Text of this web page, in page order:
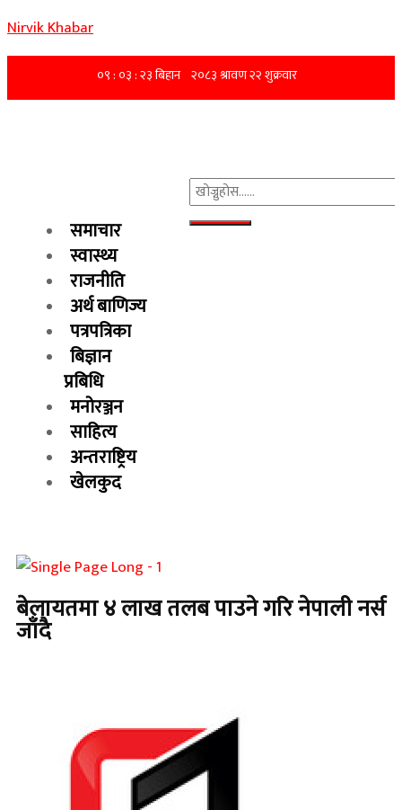
Nirvik Khabar
समाचार
स्वास्थ्य
राजनीति
अर्थ बाणिज्य
पत्रपत्रिका
बिज्ञान
प्रबिधि
मनोरञ्जन
साहित्य
अन्तराष्ट्रिय
खेलकुद
बेलायतमा ४ लाख तलब पाउने गरि नेपाली नर्स
जाँदै